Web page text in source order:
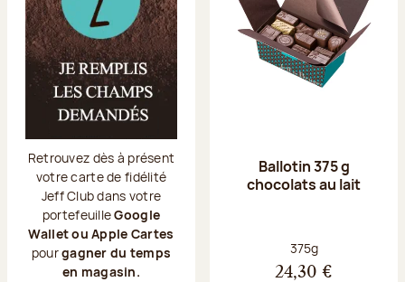
Retrouvez dès à présent
votre carte de fidélité
Jeff Club dans votre
portefeuilleGoogle
Wallet ou Apple Cartes
pourgagner du temps
en magasin.
Ballotin 375 g
chocolats au lait
Poids net :
375g
24,30 €